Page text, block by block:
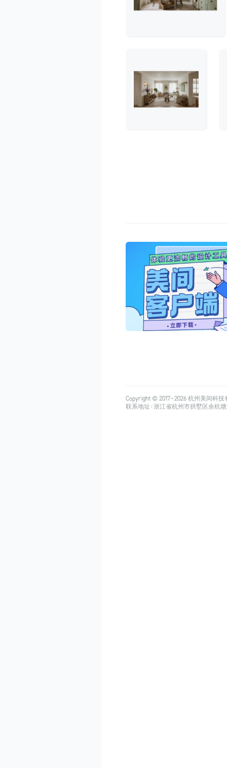
Copyright © 2017-2026杭州美间科技
联系地址：浙江省杭州市拱墅区余杭